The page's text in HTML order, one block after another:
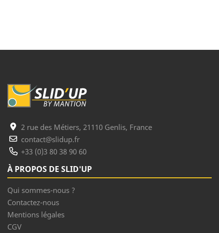
2 rue des Métiers, 21110 Genlis, France
contact@slidup.fr
+33 (0)3 80 38 90 60
À PROPOS DE SLID'UP
Qui sommes-nous ?
Contactez-nous
Mentions légales
CGV